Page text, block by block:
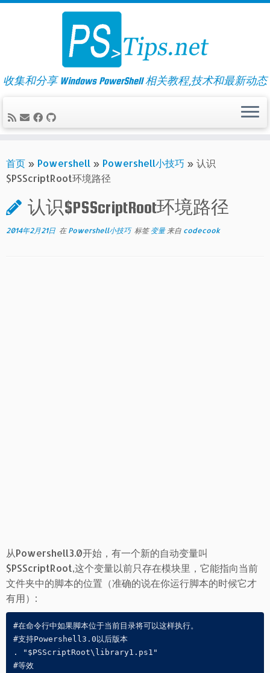
Skip
收集和分享 Windows PowerShell 相关教程,技术和最新动态
首页 » Powershell » Powershell小技巧 » 认识
$PSScriptRoot环境路径
认识$PSScriptRoot环境路径
2014年2月21日 在 Powershell小技巧 标签变量 来自 codecook
从Powershell3.0开始，有一个新的自动变量叫
$PSScriptRoot,这个变量以前只存在模块里，它能指向当前
文件夹中的脚本的位置（准确的说在你运行脚本的时候它才
有用）:
#在命令行中如果脚本位于当前目录将可以这样执行。
#支持Powershell3.0以后版本
. "$PSScriptRoot\library1.ps1"
#等效